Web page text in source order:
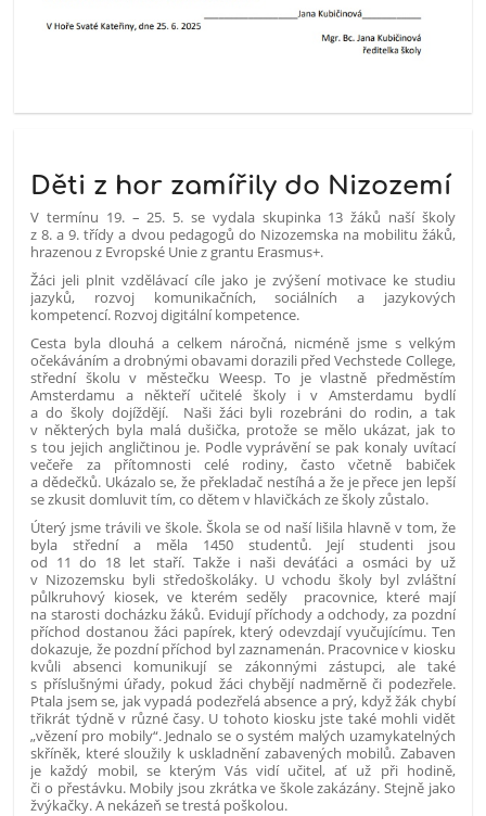
Děti z hor zamířily do Nizozemí
V termínu 19. – 25. 5. se vydala skupinka 13 žáků naší školy
z 8. a 9. třídy a dvou pedagogů do Nizozemska na mobilitu žáků,
hrazenou z Evropské Unie z grantu Erasmus+.
Žáci jeli plnit vzdělávací cíle jako je zvýšení motivace ke studiu
jazyků, rozvoj komunikačních, sociálních a jazykových
kompetencí. Rozvoj digitální kompetence.
Cesta byla dlouhá a celkem náročná, nicméně jsme s velkým
očekáváním a drobnými obavami dorazili před Vechstede College,
střední školu v městečku Weesp. To je vlastně předměstím
Amsterdamu a někteří učitelé školy i v Amsterdamu bydlí
a do školy dojíždějí. Naši žáci byli rozebráni do rodin, a tak
v některých byla malá dušička, protože se mělo ukázat, jak to
s tou jejich angličtinou je. Podle vyprávění se pak konaly uvítací
večeře za přítomnosti celé rodiny, často včetně babiček
a dědečků. Ukázalo se, že překladač nestíhá a že je přece jen lepší
se zkusit domluvit tím, co dětem v hlavičkách ze školy zůstalo.
Úterý jsme trávili ve škole. Škola se od naší lišila hlavně v tom, že
byla střední a měla 1450 studentů. Její studenti jsou
od 11 do 18 let staří. Takže i naši deváťáci a osmáci by už
v Nizozemsku byli středoškoláky. U vchodu školy byl zvláštní
půlkruhový kiosek, ve kterém seděly pracovnice, které mají
na starosti docházku žáků. Evidují příchody a odchody, za pozdní
příchod dostanou žáci papírek, který odevzdají vyučujícímu. Ten
dokazuje, že pozdní příchod byl zaznamenán. Pracovnice v kiosku
kvůli absenci komunikují se zákonnými zástupci, ale také
s příslušnými úřady, pokud žáci chybějí nadměrně či podezřele.
Ptala jsem se, jak vypadá podezřelá absence a prý, když žák chybí
třikrát týdně v různé časy. U tohoto kiosku jste také mohli vidět
„vězení pro mobily“. Jednalo se o systém malých uzamykatelných
skříněk, které sloužily k uskladnění zabavených mobilů. Zabaven
je každý mobil, se kterým Vás vidí učitel, ať už při hodině,
či o přestávku. Mobily jsou zkrátka ve škole zakázány. Stejně jako
žvýkačky. A nekázeň se trestá poškolou.